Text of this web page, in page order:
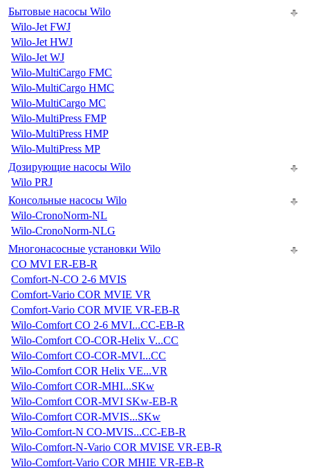
Бытовые насосы Wilo
Wilo-Jet FWJ
Wilo-Jet HWJ
Wilo-Jet WJ
Wilo-MultiCargo FMC
Wilo-MultiCargo HMC
Wilo-MultiCargo MC
Wilo-MultiPress FMP
Wilo-MultiPress HMP
Wilo-MultiPress MP
Дозирующие насосы Wilo
Wilo PRJ
Консольные насосы Wilo
Wilo-CronoNorm-NL
Wilo-CronoNorm-NLG
Многонасосные установки Wilo
CO MVI ER-EB-R
Comfort-N-CO 2-6 MVIS
Comfort-Vario COR MVIE VR
Comfort-Vario COR MVIE VR-EB-R
Wilo-Comfort CO 2-6 MVI...CC-EB-R
Wilo-Comfort CO-COR-Helix V...CC
Wilo-Comfort CO-COR-MVI...CC
Wilo-Comfort COR Helix VE...VR
Wilo-Comfort COR-MHI...SKw
Wilo-Comfort COR-MVI SKw-EB-R
Wilo-Comfort COR-MVIS...SKw
Wilo-Comfort-N CO-MVIS...CC-EB-R
Wilo-Comfort-N-Vario COR MVISE VR-EB-R
Wilo-Comfort-Vario COR MHIE VR-EB-R